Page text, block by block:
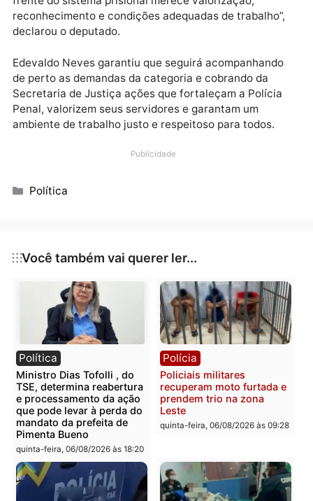
“O servidor precisa ser respeitado. Não vou aceitar
policiais penais. Vou lutar para que a categoria tenha
liberdade para trabalhar, cumprir sua missão e
suas funções com dignidade. Quem está na linha de
frente do sistema prisional merece valorização,
reconhecimento e condições adequadas de
de perto as demandas da categoria e cobrando da
ambiente de trabalho justo e respeitoso para todos.
Publicidade
Categorias
Política
Você também vai querer ler...